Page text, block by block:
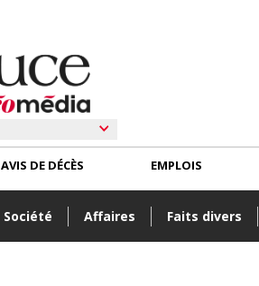
Société Affaires Faits divers
AVIS DE DÉCÈS EMPLOIS